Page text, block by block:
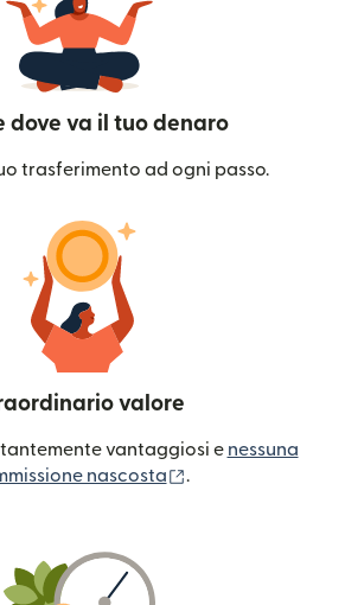
dove va il tuo denaro
trasferimento ad ogni passo.
valore
vantaggiosi e nessuna
nascosta
.